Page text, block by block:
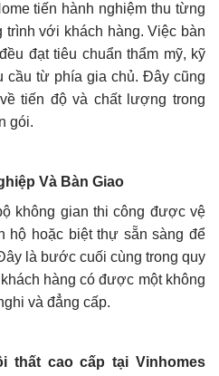
tiến hành nghiệm thu từng
trình với khách hàng. Việc bàn
đạt tiêu chuẩn thẩm mỹ, kỹ
cầu từ phía gia chủ. Đây cũng
tiến độ và chất lượng trong
gói.
Và Bàn Giao
không gian thi công được vệ
hộ hoặc biệt thự sẵn sàng để
là bước cuối cùng trong quy
hàng có được một không
và đẳng cấp.
thất cao cấp tại Vinhomes